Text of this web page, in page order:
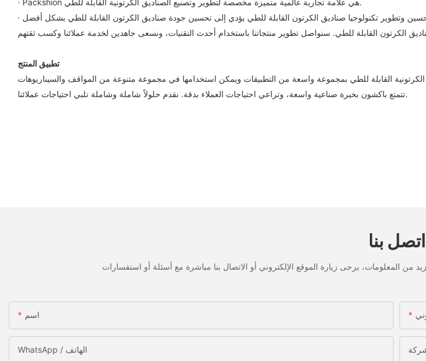
تطبيق المنتج
تتمتع باكشون بخبرة صناعية واسعة، وتراعي احتياجات العملاء بدقة. نقدم حلولاً شاملة وشاملة تلبي احتياجات عملائنا.
اتصل بنا
اسم
WhatsApp / الهاتف